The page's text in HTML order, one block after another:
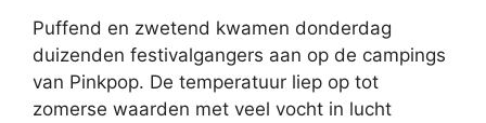
Puffend en zwetend kwamen donderdag
duizenden festivalgangers aan op de campings
van Pinkpop. De temperatuur liep op tot
zomerse waarden met veel vocht in lucht